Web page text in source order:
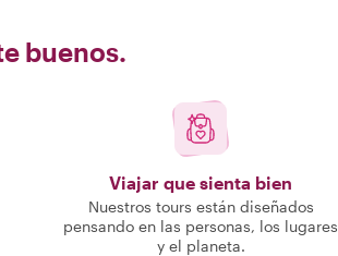
buenos.
Viajar que sienta bien
Nuestros tours están diseñados
pensando en las personas, los lugares
y el planeta.